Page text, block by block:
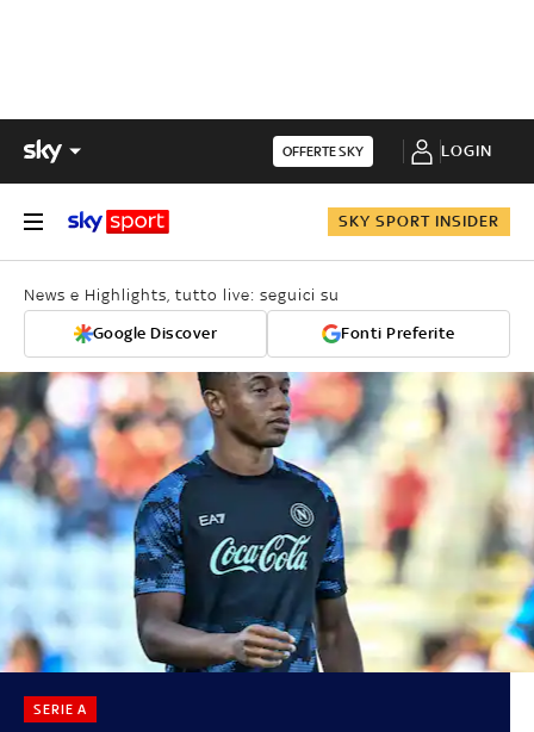
OFFERTE SKY LOGIN
SKY SPORT INSIDER
News e Highlights, tutto live: seguici su
Google Discover Fonti Preferite
SERIE A